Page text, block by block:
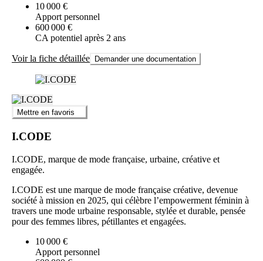
10 000 €
Apport personnel
600 000 €
CA potentiel après 2 ans
Voir la fiche détaillée Demander une documentation
Mettre en favoris
I.CODE
I.CODE, marque de mode française, urbaine, créative et
engagée.
I.CODE est une marque de mode française créative, devenue
société à mission en 2025, qui célèbre l’empowerment féminin à
travers une mode urbaine responsable, stylée et durable, pensée
pour des femmes libres, pétillantes et engagées.
10 000 €
Apport personnel